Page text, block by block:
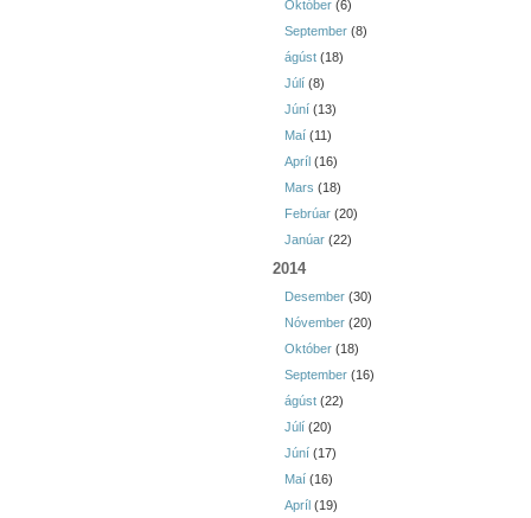
Október (6)
September (8)
ágúst (18)
Júlí (8)
Júní (13)
Maí (11)
Apríl (16)
Mars (18)
Febrúar (20)
Janúar (22)
2014
Desember (30)
Nóvember (20)
Október (18)
September (16)
ágúst (22)
Júlí (20)
Júní (17)
Maí (16)
Apríl (19)